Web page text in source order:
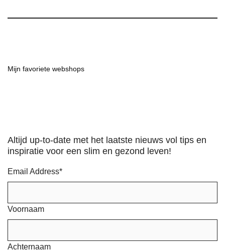
Mijn favoriete webshops
Altijd up-to-date met het laatste nieuws vol tips en
inspiratie voor een slim en gezond leven!
Email Address*
Voornaam
Achternaam